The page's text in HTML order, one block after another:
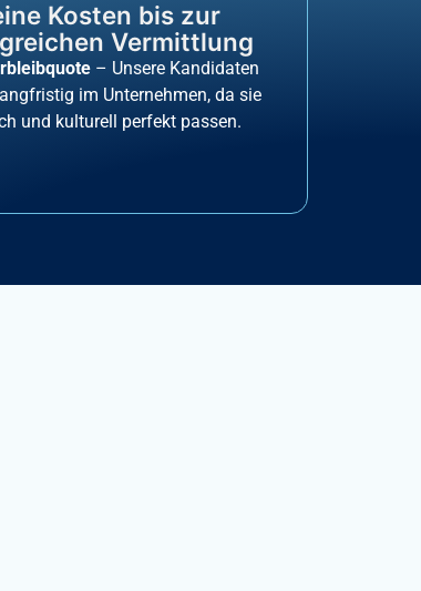
Kosten bis zur
Vermittlung
– Unsere Kandidaten
im Unternehmen, da sie
und kulturell perfekt passen.